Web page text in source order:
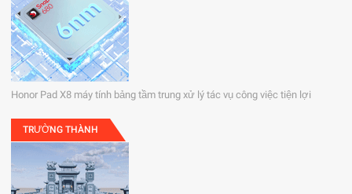
Honor Pad X8 máy tính bảng tầm trung xử lý tác vụ công việc tiện lợi
TRƯỜNG THÀNH